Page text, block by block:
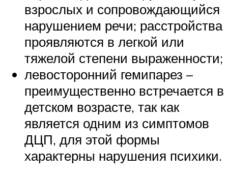
взрослых и сопровождающийся
нарушением речи; расстройства
проявляются в легкой или
тяжелой степени выраженности;
левосторонний гемипарез –
преимущественно встречается в
детском возрасте, так как
является одним из симптомов
ДЦП, для этой формы
характерны нарушения психики.